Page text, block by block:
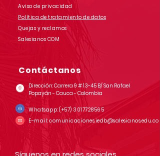
Aviso de privacidad
Política de tratamiento de datos
Quejas y reclamos
Salesianos COM
Contáctanos
Dirección: Carrera 9 # 13-45 B/ San Rafael
Popayán - Cauca - Colombia
Whatsapp: (+57) 3017728565
E-mail: comunicaciones.iedb@salesianos.edu.co